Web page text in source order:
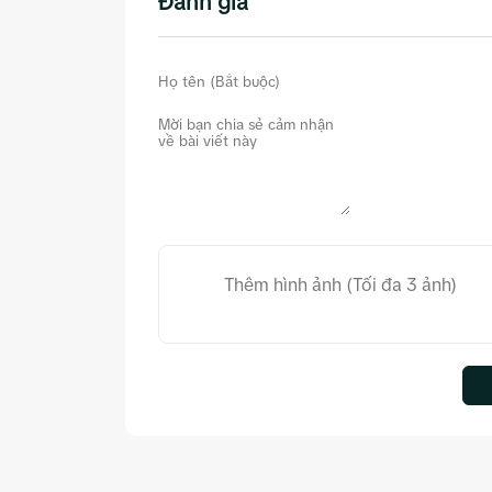
Thêm hình ảnh (Tối đa 3 ảnh)